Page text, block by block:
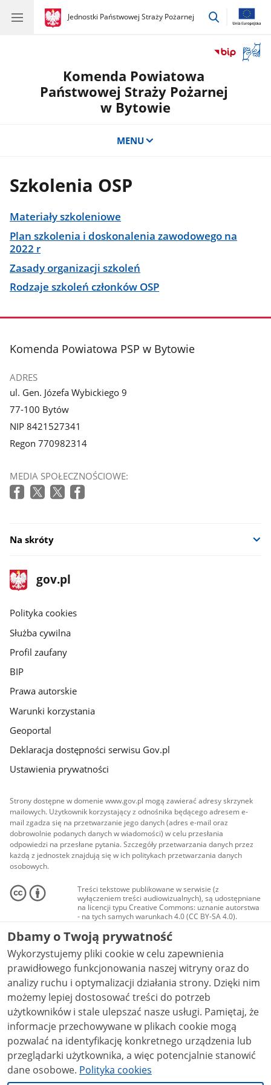
gov.pl
Jednostki Państwowej Straży Pożarnej
gov.pl
Jednostki
przejdź
okno
Komenda Powiatowa
Państwowej Straży Pożarnej
w Bytowie
MENU
Szkolenia OSP
Materiały szkoleniowe
Plan szkolenia i doskonalenia zawodowego na
2022 r
Zasady organizacji szkoleń
Rodzaje szkoleń członków OSP
stopka
Komenda Powiatowa PSP w Bytowie
ADRES
ul. Gen. Józefa Wybickiego 9
77-100 Bytów
NIP 8421527341
Regon 770982314
MEDIA SPOŁECZNOŚCIOWE:
Na skróty
stopka
gov.pl
Strona
gov.pl
gov.pl
Polityka cookies
Służba cywilna
Profil zaufany
BIP
Prawa autorskie
Warunki korzystania
Geoportal
Deklaracja dostępności serwisu Gov.pl
Ustawienia prywatności
Strony dostępne w domenie www.gov.pl mogą zawierać adresy skrzynek
mailowych. Użytkownik korzystający z odnośnika będącego adresem e-
mail zgadza się na przetwarzanie jego danych (adres e-mail oraz
dobrowolnie podanych danych w wiadomości) w celu przesłania
odpowiedzi na przesłane pytania. Szczegóły przetwarzania danych przez
każdą z jednostek znajdują się w ich politykach przetwarzania danych
osobowych.
Treści tekstowe publikowane w serwisie (z
wyłączeniem treści audiowizualnych), są udostępniane
na licencji typu Creative Commons: uznanie autorstwa
- na tych samych warunkach 4.0 (CC BY-SA 4.0).
Materiały audiowizualne, w tym zdjęcia, materiały
audio i wideo, są udostępniane na licencji typu
Creative Commons: uznanie autorstwa użycie
niekomercyjne - bez utworów zależnych 4.0 (CC BY-
NC-ND 4.0), o ile nie jest to stwierdzone inaczej.
Dbamy o Twoją prywatność
Wykorzystujemy pliki cookie w celu zapewnienia
prawidłowego funkcjonowania naszej witryny oraz do
analizy ruchu i optymalizacji działania strony. Dzięki nim
możemy lepiej dostosować treści do potrzeb
użytkowników i stale ulepszać nasze usługi. Pamiętaj, że
informacje przechowywane w plikach cookie mogą
pozwalać na identyfikację konkretnego urządzenia lub
przeglądarki użytkownika, a więc potencjalnie stanowić
dane osobowe. Polityka cookies